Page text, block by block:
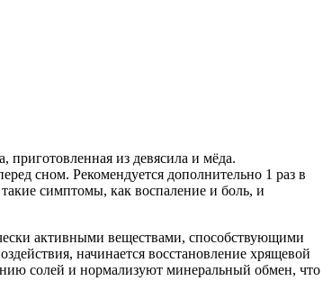
приготовленная из девясила и мёда.
сном. Рекомендуется дополнительно 1 раз в
симптомы, как воспаление и боль, и
активными веществами, способствующими
начинается восстановление хрящевой
солей и нормализуют минеральный обмен, что